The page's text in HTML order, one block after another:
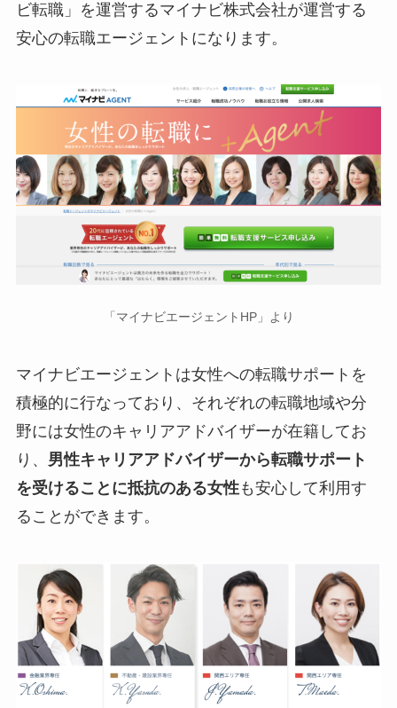
ビ転職」を運営するマイナビ株式会社が運営する
安心の転職エージェントになります。
「マイナビエージェントHP」より
マイナビエージェントは女性への転職サポートを
積極的に行なっており、それぞれの転職地域や分
野には女性のキャリアアドバイザーが在籍してお
り、 男性キャリアアドバイザーから転職サポート
を受けることに抵抗のある女性も安心して利用す
ることができます。